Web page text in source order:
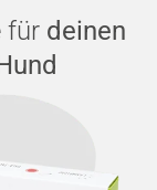
für deinen